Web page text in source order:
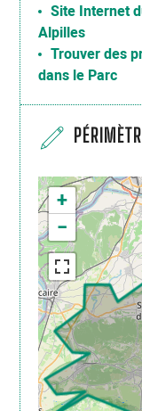
Site Internet
Alpilles
Trouver des
dans le Parc
+
−